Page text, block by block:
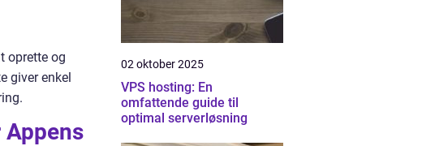
oprette og
giver enkel
Appens
02 oktober 2025
VPS hosting: En
omfattende guide til
optimal serverløsning